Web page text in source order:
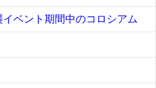
イベント期間中のコロシアム